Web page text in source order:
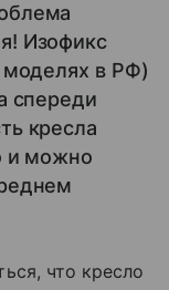
Изофикс
моделях в РФ)
спереди
кресла
и можно
что кресло